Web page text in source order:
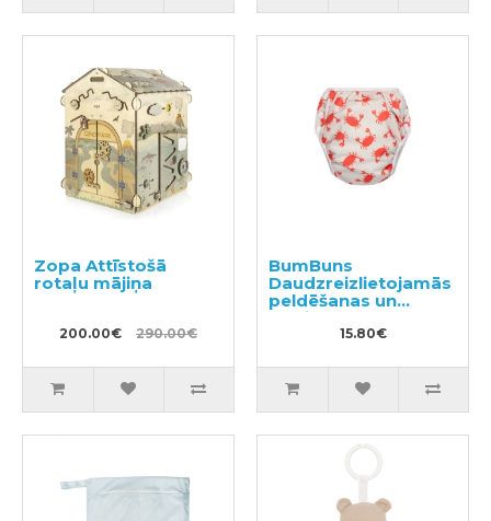
Zopa Attīstošā
rotaļu mājiņa
200.00€ 290.00€
BumBuns
Daudzreizlietojamās
peldēšanas un
podiņmācību
autiņbiksīte L 14–
15.80€